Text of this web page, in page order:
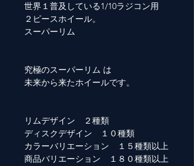
世界１普及している1/10ラジコン用
２ピースホイール。
スーパーリム
究極のスーパーリム は
未来から来たホイールです。
リムデザイン ２種類
ディスクデザイン １０種類
カラーバリエーション １５種類以上
商品バリエーション １８０種類以上